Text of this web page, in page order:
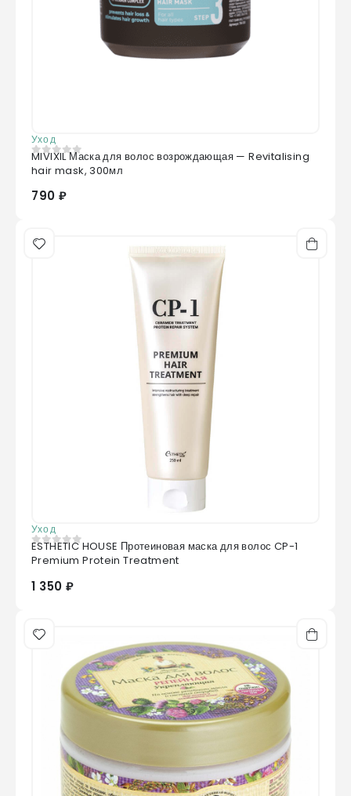
Уход
0из 5
MIVIXIL Маска для волос возрождающая — Revitalising
hair mask, 300мл
790 ₽
Уход
0из 5
ESTHETIC HOUSE Протеиновая маска для волос CP-1
Premium Protein Treatment
1 350 ₽